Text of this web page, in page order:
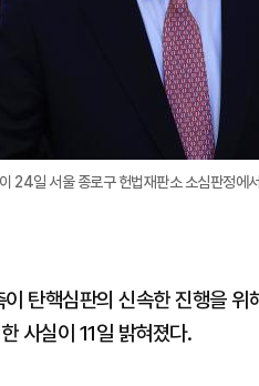
24일 서울 종로구 헌법재판소 소심판정에
탄핵심판의 신속한 진행을
사실이 11일 밝혀졌다.